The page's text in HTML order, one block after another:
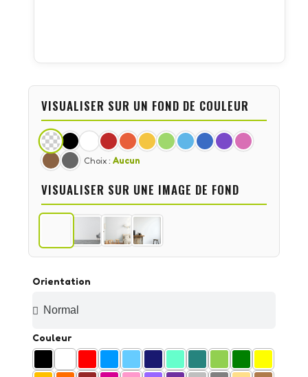
Orientation
Couleur
VISUALISER SUR UN FOND DE COULEUR
Choix : Aucun
VISUALISER SUR UNE IMAGE DE FOND